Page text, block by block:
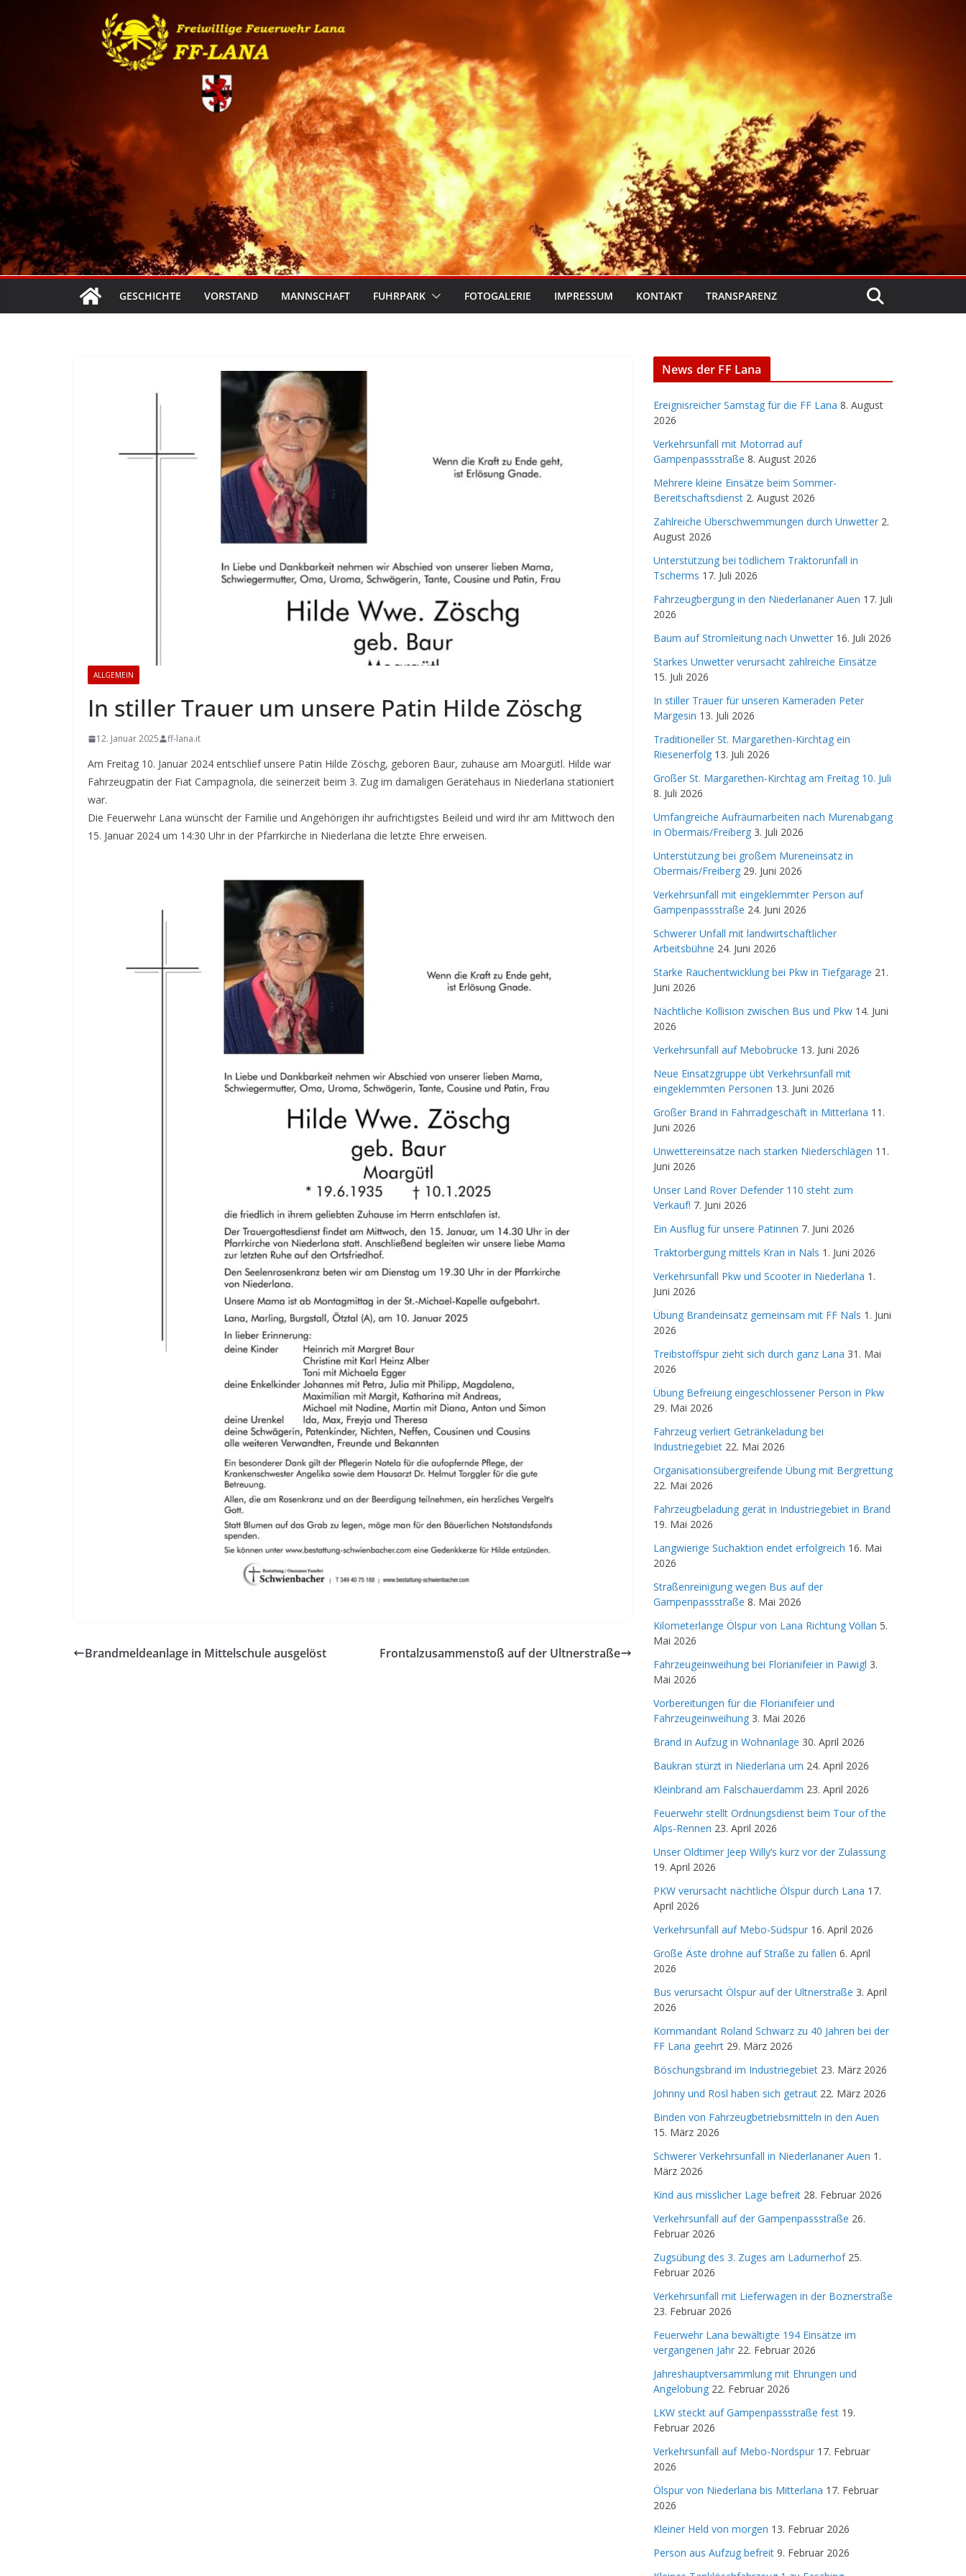
GESCHICHTE VORSTAND MANNSCHAFT FUHRPARK FOTOGALERIE IMPRESSUM KONTAKT TRANSPARENZ
ALLGEMEIN
In stiller Trauer um unsere Patin Hilde Zöschg
12. Januar 2025 ff-lana.it
Am Freitag 10. Januar 2024 entschlief unsere Patin Hilde Zöschg, geboren Baur, zuhause am Moargütl. Hilde war
Fahrzeugpatin der Fiat Campagnola, die seinerzeit beim 3. Zug im damaligen Gerätehaus in Niederlana stationiert
war.
Die Feuerwehr Lana wünscht der Familie und Angehörigen ihr aufrichtigstes Beileid und wird ihr am Mittwoch den
15. Januar 2024 um 14:30 Uhr in der Pfarrkirche in Niederlana die letzte Ehre erweisen.
Brandmeldeanlage in Mittelschule ausgelöst Frontalzusammenstoß auf der Ultnerstraße
News der FF Lana
Ereignisreicher Samstag für die FF Lana 8. August
2026
Verkehrsunfall mit Motorrad auf
Gampenpassstraße 8. August 2026
Mehrere kleine Einsätze beim Sommer-
Bereitschaftsdienst 2. August 2026
Zahlreiche Überschwemmungen durch Unwetter 2.
August 2026
Unterstützung bei tödlichem Traktorunfall in
Tscherms 17. Juli 2026
Fahrzeugbergung in den Niederlananer Auen 17. Juli
2026
Baum auf Stromleitung nach Unwetter 16. Juli 2026
Starkes Unwetter verursacht zahlreiche Einsätze
15. Juli 2026
In stiller Trauer für unseren Kameraden Peter
Margesin 13. Juli 2026
Traditioneller St. Margarethen-Kirchtag ein
Riesenerfolg 13. Juli 2026
Großer St. Margarethen-Kirchtag am Freitag 10. Juli
8. Juli 2026
Umfangreiche Aufräumarbeiten nach Murenabgang
in Obermais/Freiberg 3. Juli 2026
Unterstützung bei großem Mureneinsatz in
Obermais/Freiberg 29. Juni 2026
Verkehrsunfall mit eingeklemmter Person auf
Gampenpassstraße 24. Juni 2026
Schwerer Unfall mit landwirtschaftlicher
Arbeitsbühne 24. Juni 2026
Starke Rauchentwicklung bei Pkw in Tiefgarage 21.
Juni 2026
Nächtliche Kollision zwischen Bus und Pkw 14. Juni
2026
Verkehrsunfall auf Mebobrücke 13. Juni 2026
Neue Einsatzgruppe übt Verkehrsunfall mit
eingeklemmten Personen 13. Juni 2026
Großer Brand in Fahrradgeschäft in Mitterlana 11.
Juni 2026
Unwettereinsätze nach starken Niederschlägen 11.
Juni 2026
Unser Land Rover Defender 110 steht zum
Verkauf! 7. Juni 2026
Ein Ausflug für unsere Patinnen 7. Juni 2026
Traktorbergung mittels Kran in Nals 1. Juni 2026
Verkehrsunfall Pkw und Scooter in Niederlana 1.
Juni 2026
Übung Brandeinsatz gemeinsam mit FF Nals 1. Juni
2026
Treibstoffspur zieht sich durch ganz Lana 31. Mai
2026
Übung Befreiung eingeschlossener Person in Pkw
29. Mai 2026
Fahrzeug verliert Getränkeladung bei
Industriegebiet 22. Mai 2026
Organisationsübergreifende Übung mit Bergrettung
22. Mai 2026
Fahrzeugbeladung gerät in Industriegebiet in Brand
19. Mai 2026
Langwierige Suchaktion endet erfolgreich 16. Mai
2026
Straßenreinigung wegen Bus auf der
Gampenpassstraße 8. Mai 2026
Kilometerlange Ölspur von Lana Richtung Völlan 5.
Mai 2026
Fahrzeugeinweihung bei Florianifeier in Pawigl 3.
Mai 2026
Vorbereitungen für die Florianifeier und
Fahrzeugeinweihung 3. Mai 2026
Brand in Aufzug in Wohnanlage 30. April 2026
Baukran stürzt in Niederlana um 24. April 2026
Kleinbrand am Falschauerdamm 23. April 2026
Feuerwehr stellt Ordnungsdienst beim Tour of the
Alps-Rennen 23. April 2026
Unser Oldtimer Jeep Willy’s kurz vor der Zulassung
19. April 2026
PKW verursacht nächtliche Ölspur durch Lana 17.
April 2026
Verkehrsunfall auf Mebo-Südspur 16. April 2026
Große Äste drohne auf Straße zu fallen 6. April
2026
Bus verursacht Ölspur auf der Ultnerstraße 3. April
2026
Kommandant Roland Schwarz zu 40 Jahren bei der
FF Lana geehrt 29. März 2026
Böschungsbrand im Industriegebiet 23. März 2026
Johnny und Rosl haben sich getraut 22. März 2026
Binden von Fahrzeugbetriebsmitteln in den Auen
15. März 2026
Schwerer Verkehrsunfall in Niederlananer Auen 1.
März 2026
Kind aus misslicher Lage befreit 28. Februar 2026
Verkehrsunfall auf der Gampenpassstraße 26.
Februar 2026
Zugsübung des 3. Zuges am Ladurnerhof 25.
Februar 2026
Verkehrsunfall mit Lieferwagen in der Boznerstraße
23. Februar 2026
Feuerwehr Lana bewältigte 194 Einsätze im
vergangenen Jahr 22. Februar 2026
Jahreshauptversammlung mit Ehrungen und
Angelobung 22. Februar 2026
LKW steckt auf Gampenpassstraße fest 19.
Februar 2026
Verkehrsunfall auf Mebo-Nordspur 17. Februar
2026
Ölspur von Niederlana bis Mitterlana 17. Februar
2026
Kleiner Held von morgen 13. Februar 2026
Person aus Aufzug befreit 9. Februar 2026